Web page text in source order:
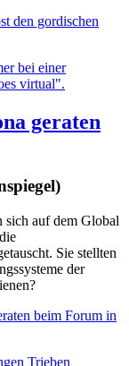
den gordischen
geraten
sich auf dem Global
Sie stellten
der
beim Forum in